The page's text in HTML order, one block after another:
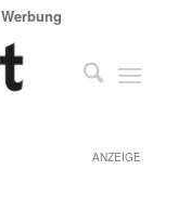
Werbung
ANZEIGE